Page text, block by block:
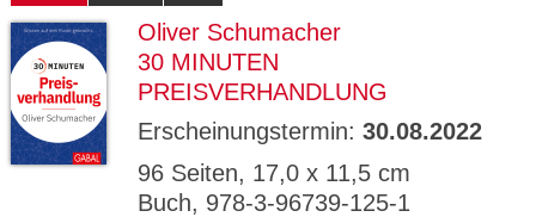
Oliver Schumacher
30 MINUTEN
PREISVERHANDLUNG
Erscheinungstermin: 30.08.2022
96 Seiten, 17,0 x 11,5 cm
Buch, 978-3-96739-125-1